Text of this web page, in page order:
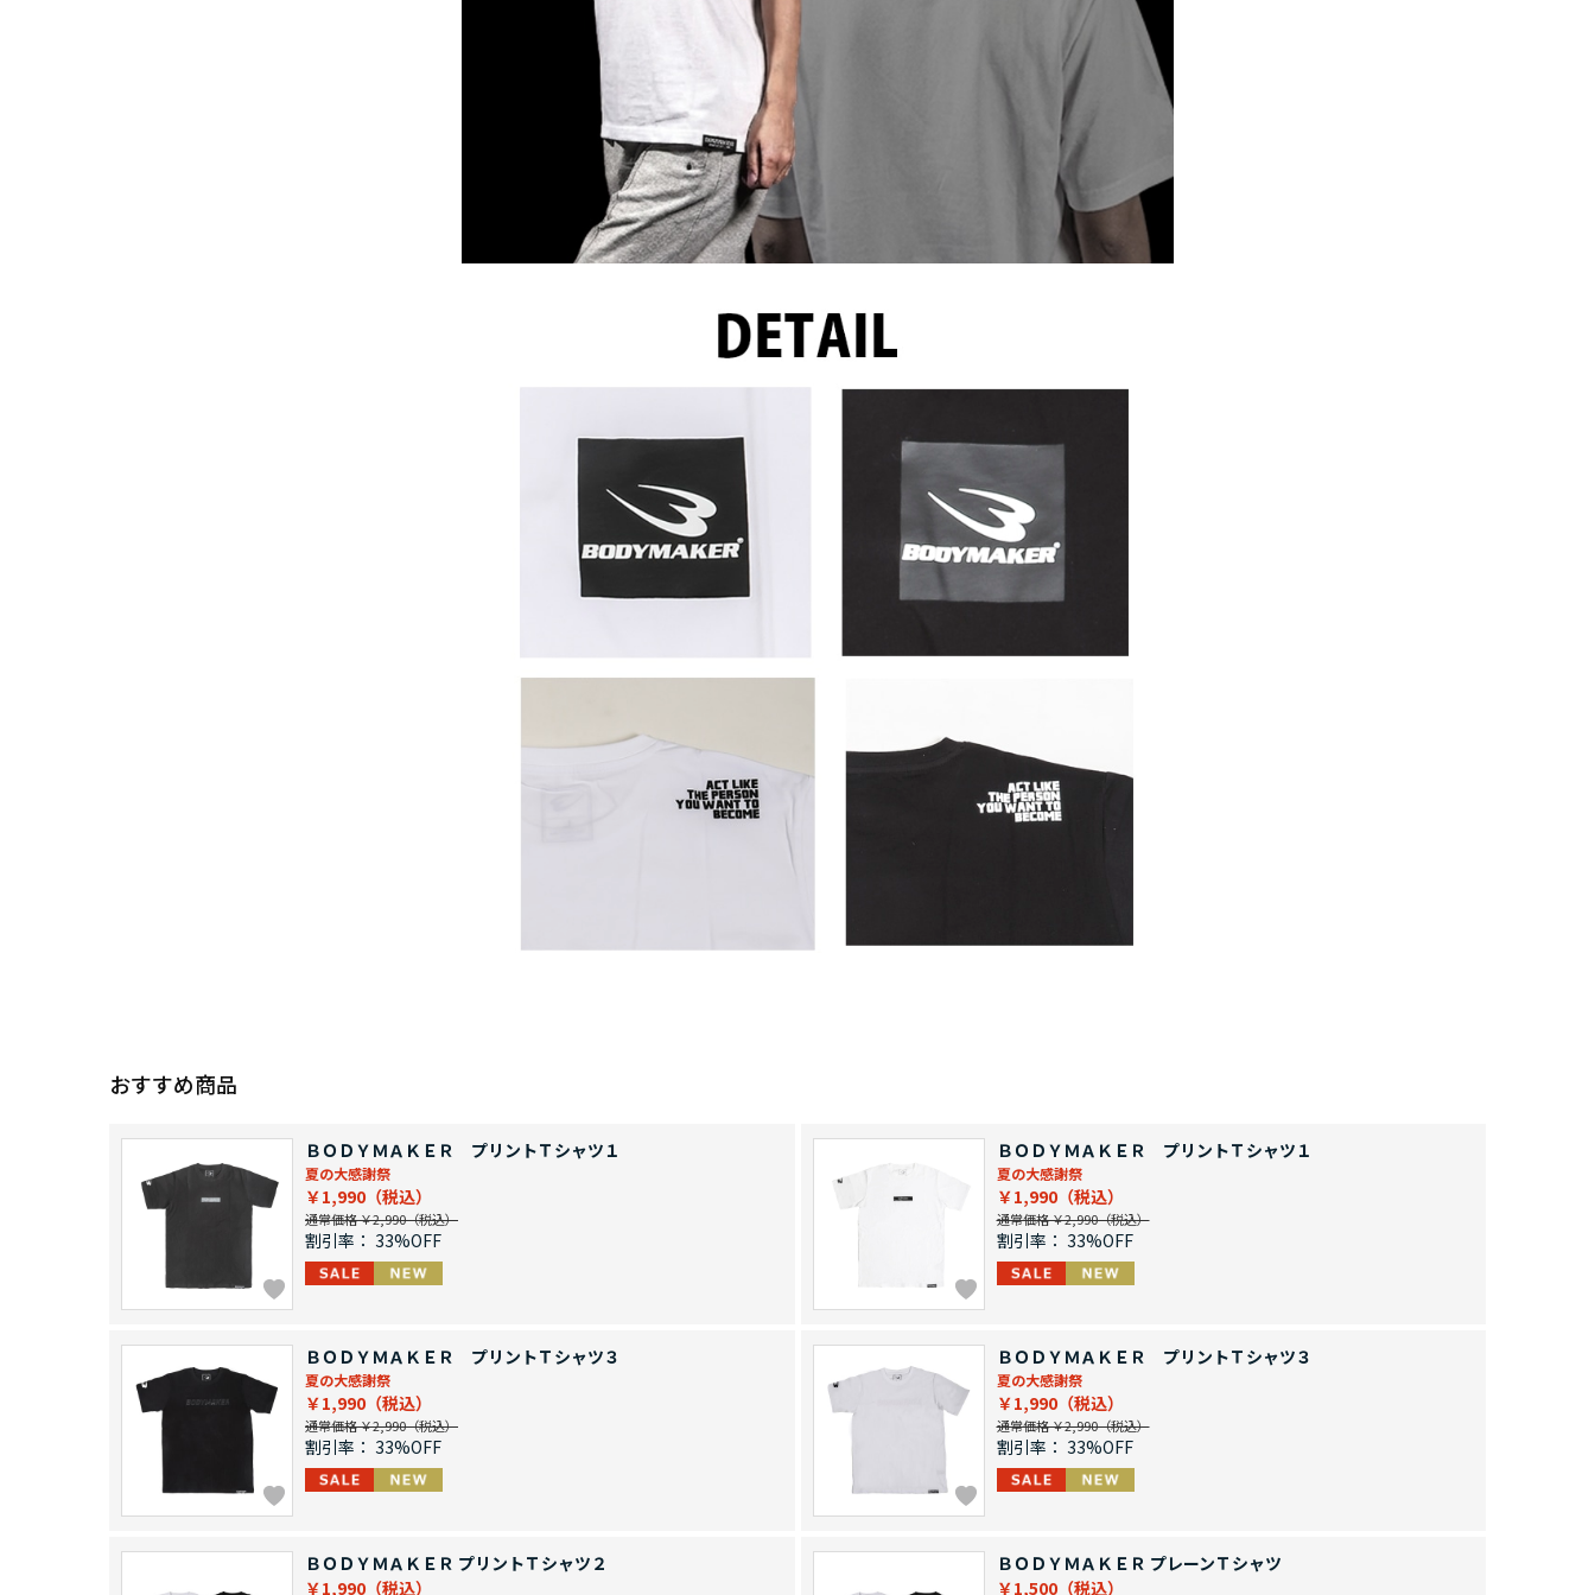
おすすめ商品
ＢＯＤＹＭＡＫＥＲ プリントＴシャツ１
夏の大感謝祭
￥1,990
通常価格 ￥2,990
割引率： 33%OFF
ＢＯＤＹＭＡＫＥＲ プリントＴシャツ１
夏の大感謝祭
￥1,990
通常価格 ￥2,990
割引率： 33%OFF
ＢＯＤＹＭＡＫＥＲ プリントＴシャツ３
夏の大感謝祭
￥1,990
通常価格 ￥2,990
割引率： 33%OFF
ＢＯＤＹＭＡＫＥＲ プリントＴシャツ３
夏の大感謝祭
￥1,990
通常価格 ￥2,990
割引率： 33%OFF
ＢＯＤＹＭＡＫＥＲ プリントＴシャツ２
￥1,990
ＢＯＤＹＭＡＫＥＲ プレーンＴシャツ
￥1,500